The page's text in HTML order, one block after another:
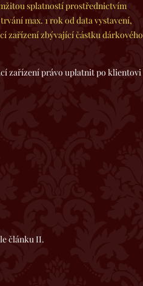
splatností prostřednictvím
max. 1 rok od data vystavení,
zařízení zbývající částku dárkového
právo uplatnit po klientovi
článku II.